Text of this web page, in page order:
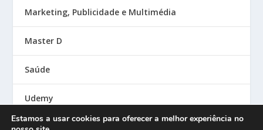
Marketing, Publicidade e Multimédia
Master D
Saúde
Udemy
Estamos a usar cookies para oferecer a melhor experiência no